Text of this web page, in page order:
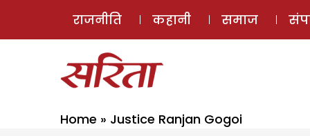
राजनीति कहानी समाज
Home » Justice Ranjan Gogoi